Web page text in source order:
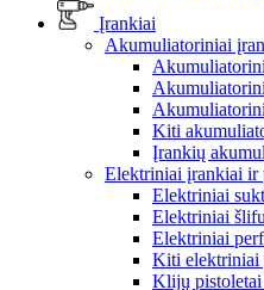
Įrankiai
Akumuliatoriniai
Kiti
Įrankių
Elektriniai įrankiai ir
Elektriniai
Elektriniai
Elektriniai
Kiti elektriniai
Klijų pistoletai